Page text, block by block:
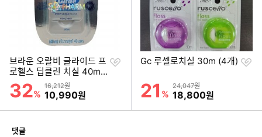
브라운 오랄비 글라이드 프
로헬스 딥클린 치실 40m
(4개)
할인률
32%
상품금액
16,212원
할인금액
10,990원
찜
Gc 루셀로치실 30m (4개)
할인률
21 %
상품금액
24,047원
할인금액
18,800원
찜
댓글개